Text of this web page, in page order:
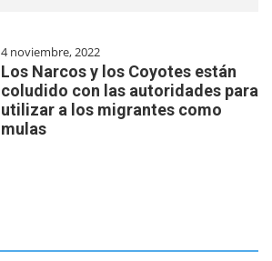
4 noviembre, 2022
Los Narcos y los Coyotes están
coludido con las autoridades para
utilizar a los migrantes como
mulas